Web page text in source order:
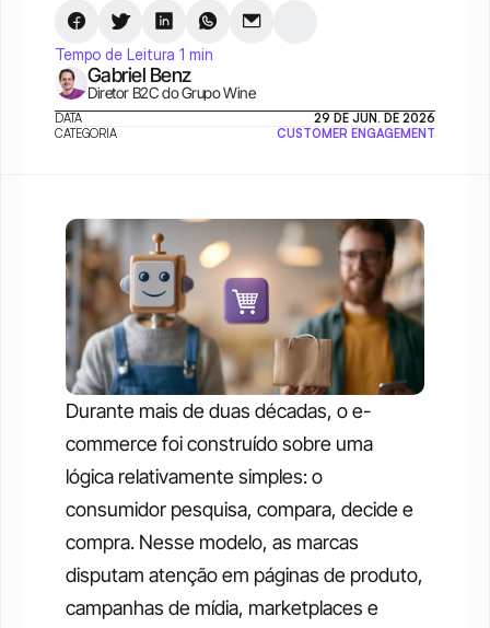
Tempo de Leitura 1 min
Gabriel Benz
Diretor B2C do Grupo Wine
DATA
29 DE JUN. DE 2026
CATEGORIA
CUSTOMER ENGAGEMENT
Durante mais de duas décadas, o e-
commerce foi construído sobre uma
lógica relativamente simples: o
consumidor pesquisa, compara, decide e
compra. Nesse modelo, as marcas
disputam atenção em páginas de produto,
campanhas de mídia, marketplaces e